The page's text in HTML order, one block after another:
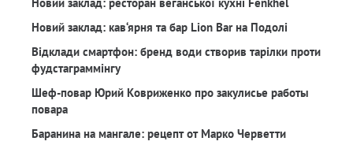
Новий заклад: кав‘ярня та бар Lion Bar на Подолі
Відклади смартфон: бренд води створив тарілки проти
фудстаграммінгу
Шеф-повар Юрий Ковриженко про закулисье работы
повара
Баранина на мангале: рецепт от Марко Черветти